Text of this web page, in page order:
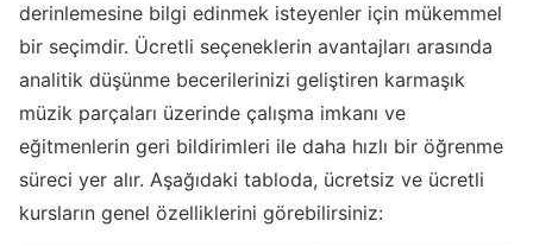
derinlemesine bilgi edinmek isteyenler için mükemmel
bir seçimdir. Ücretli seçeneklerin avantajları arasında
analitik düşünme becerilerinizi geliştiren karmaşık
müzik parçaları üzerinde çalışma imkanı ve
eğitmenlerin geri bildirimleri ile daha hızlı bir öğrenme
süreci yer alır. Aşağıdaki tabloda, ücretsiz ve ücretli
kursların genel özelliklerini görebilirsiniz: